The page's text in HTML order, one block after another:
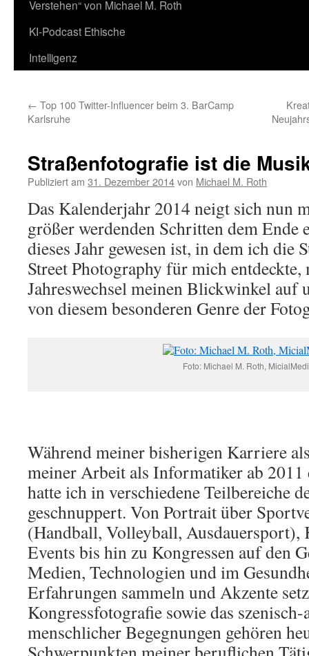
Verstehen“ von Michael M. Roth
KI-Podcast Ethische
Intelligenz
← Top 100 Twitter-Influencer beim 3. BarCamp
Karlsruhe
Straßenfotografie ist die
Publiziert am 31. Dezember 2014von Michael M. Roth
Das Kalenderjahr 2014 neigt sich nun
größer werdenden Schritten dem Ende
dieses Jahr gewesen ist, in dem ich die
Street Photography für mich
Jahreswechsel meinen Blickwinkel auf
von diesem besonderen Genre der
Foto: Michael M. Roth,
Während meiner bisherigen Karriere
meiner Arbeit als Informatiker ab 2011
hatte ich in verschiedene Teilbereiche
geschnuppert. Von Portrait über
(Handball, Volleyball,
Events bis hin zu Kongressen auf den
Medien, Technologien und im
Erfahrungen sammeln und Akzente
Kongressfotografie sowie das
menschlicher Begegnungen gehören